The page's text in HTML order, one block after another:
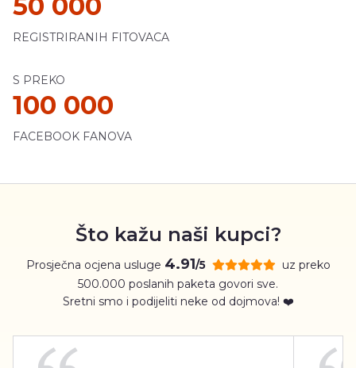
REGISTRIRANIH FITOVACA
S PREKO
100 000
FACEBOOK FANOVA
Što kažu naši kupci?
Prosječna ocjena usluge 4.91/5
uz preko
500.000 poslanih paketa govori sve.
Sretni smo i podijeliti neke od dojmova! ❤️